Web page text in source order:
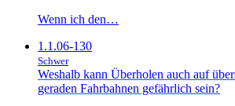
Wenn ich den…
1.1.06-130
Schwer
Weshalb kann Überholen auch auf
geraden Fahrbahnen gefährlich sein?